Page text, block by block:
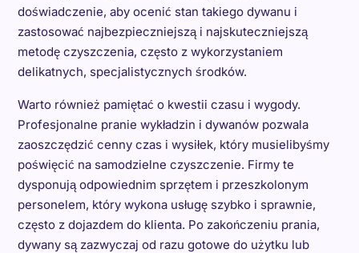
doświadczenie, aby ocenić stan takiego dywanu i
zastosować najbezpieczniejszą i najskuteczniejszą
metodę czyszczenia, często z wykorzystaniem
delikatnych, specjalistycznych środków.
Warto również pamiętać o kwestii czasu i wygody.
Profesjonalne pranie wykładzin i dywanów pozwala
zaoszczędzić cenny czas i wysiłek, który musielibyśmy
poświęcić na samodzielne czyszczenie. Firmy te
dysponują odpowiednim sprzętem i przeszkolonym
personelem, który wykona usługę szybko i sprawnie,
często z dojazdem do klienta. Po zakończeniu prania,
dywany są zazwyczaj od razu gotowe do użytku lub